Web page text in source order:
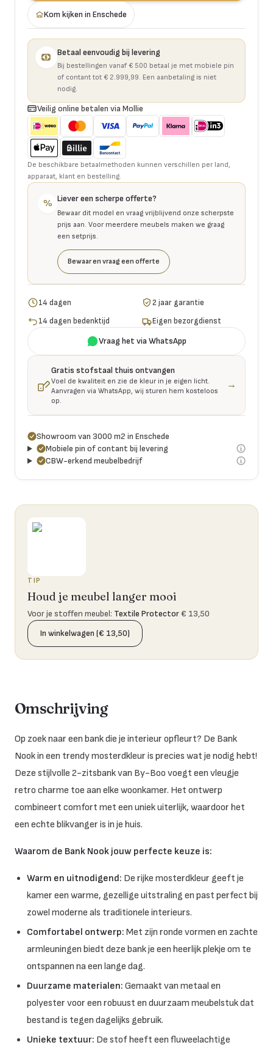
Kom kijken in Enschede
Betaal eenvoudig bij levering
Bij bestellingen vanaf € 500 betaal je met mobiele pin
of contant tot € 2.999,99. Een aanbetaling is niet
nodig.
Veilig online betalen via Mollie
De beschikbare betaalmethoden kunnen verschillen per land,
apparaat, klant en bestelling.
% Liever een scherpe offerte?
Bewaar dit model en vraag vrijblijvend onze scherpste
prijs aan. Voor meerdere meubels maken we graag
een setprijs.
Bewaar en vraag een offerte
14 dagen
2 jaar garantie
14 dagen bedenktijd
Eigen bezorgdienst
Vraag het via WhatsApp
Gratis stofstaal thuis ontvangen
Voel de kwaliteit en zie de kleur in je eigen licht.
Aanvragen via WhatsApp, wij sturen hem kosteloos
op.
→
Showroom van 3000 m2 in Enschede
Mobiele pin of contant bij levering
CBW-erkend meubelbedrijf
TIP
Houd je meubel langer mooi
Voor je stoffen meubel: Textile Protector€ 13,50
In winkelwagen (€ 13,50)
Omschrijving
Op zoek naar een bank die je interieur opfleurt? De Bank
Nook in een trendy mosterdkleur is precies wat je nodig hebt!
Deze stijlvolle 2-zitsbank van By-Boo voegt een vleugje
retro charme toe aan elke woonkamer. Het ontwerp
combineert comfort met een uniek uiterlijk, waardoor het
een echte blikvanger is in je huis.
Waarom de Bank Nook jouw perfecte keuze is:
Warm en uitnodigend: De rijke mosterdkleur geeft je
kamer een warme, gezellige uitstraling en past perfect bij
zowel moderne als traditionele interieurs.
Comfortabel ontwerp: Met zijn ronde vormen en zachte
armleuningen biedt deze bank je een heerlijk plekje om te
ontspannen na een lange dag.
Duurzame materialen: Gemaakt van metaal en
polyester voor een robuust en duurzaam meubelstuk dat
bestand is tegen dagelijks gebruik.
Unieke textuur: De stof heeft een fluweelachtige